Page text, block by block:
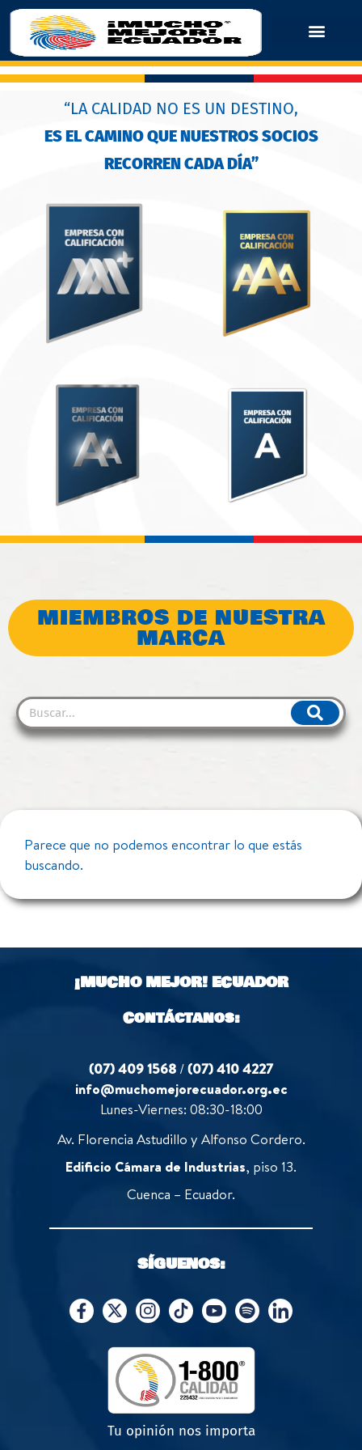
“LA CALIDAD NO ES UN DESTINO,
ES EL CAMINO QUE NUESTROS SOCIOS
RECORREN CADA DÍA”
MIEMBROS DE NUESTRA
MARCA
Parece que no podemos encontrar lo que estás
buscando.
¡MUCHO MEJOR!ECUADOR
Contáctanos:
(07) 409 1568 /(07) 410 4227
info@muchomejorecuador.org.ec
Lunes-Viernes: 08:30-18:00
Av. Florencia Astudillo y Alfonso Cordero.
Edificio Cámara de Industrias, piso 13.
Cuenca – Ecuador.
SÍGUENOS:
Tu opinión nos importa